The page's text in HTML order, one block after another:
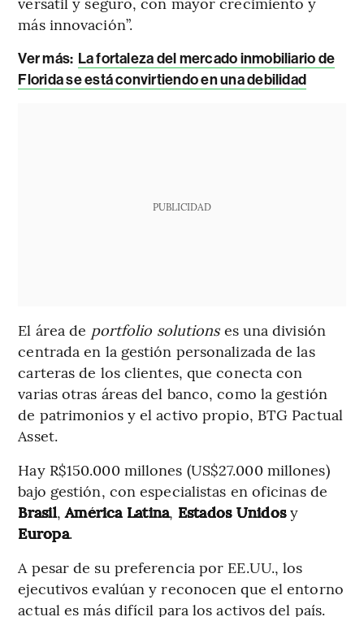
más innovación”.
Ver más: La fortaleza del mercado inmobiliario de
Florida se está convirtiendo en una debilidad
PUBLICIDAD
El área de portfolio solutions es una división
centrada en la gestión personalizada de las
carteras de los clientes, que conecta con
varias otras áreas del banco, como la gestión
de patrimonios y el activo propio, BTG Pactual
Asset.
Hay R$150.000 millones (US$27.000 millones)
bajo gestión, con especialistas en oficinas de
Brasil,América Latina, Estados Unidosy
Europa.
A pesar de su preferencia por EE.UU., los
ejecutivos evalúan y reconocen que el entorno
actual es más difícil para los activos del país.